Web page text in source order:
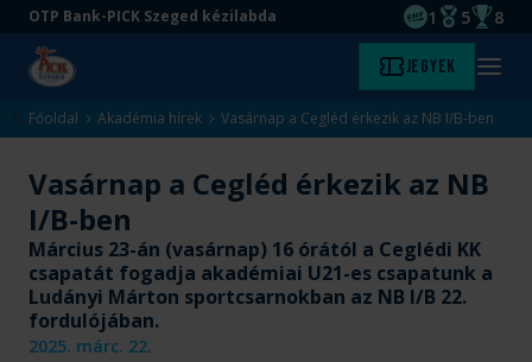
Ugrás
tartalomra
Ugrás
aljára
OTP Bank-PICK Szeged kézilabda
EHF
1
Magyar
5 8
Kezdőlap Jegyek Menü
Főoldal Akadémia hírek Vasárnap a Cegléd érkezik az NB I/B-ben
Vasárnap a Cegléd érkezik az NB
I/B-ben
Március 23-án (vasárnap) 16 órától a Ceglédi KK
csapatát fogadja akadémiai U21-es csapatunk a
Ludányi Márton sportcsarnokban az NB I/B 22.
fordulójában.
2025. márc. 22.